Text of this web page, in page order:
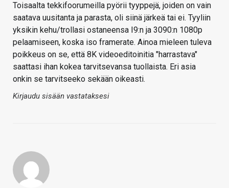
Toisaalta tekkifoorumeilla pyörii tyyppejä, joiden on vain
saatava uusitanta ja parasta, oli siinä järkeä tai ei. Tyyliin
yksikin kehu/trollasi ostaneensa I9:n ja 3090:n 1080p
pelaamiseen, koska iso framerate. Ainoa mieleen tuleva
poikkeus on se, että 8K videoeditoinitia "harrastava"
saattasi ihan kokea tarvitsevansa tuollaista. Eri asia
onkin se tarvitseeko sekään oikeasti.
Kirjaudu sisään vastataksesi